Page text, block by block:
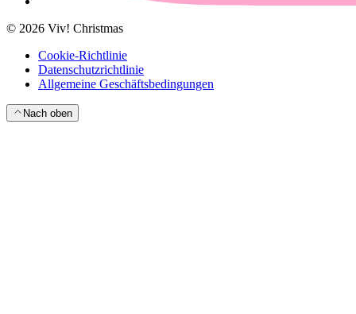
© 2026 Viv! Christmas
Cookie-Richtlinie
Datenschutzrichtlinie
Allgemeine Geschäftsbedingungen
Nach oben